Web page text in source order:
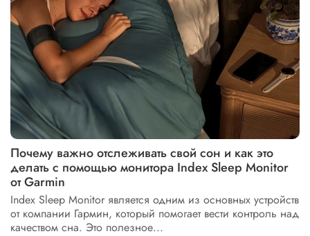
Почему важно отслеживать свой сон и как это
делать с помощью монитора Index Sleep Monitor
от Garmin
Index Sleep Monitor является одним из основных устройств
от компании Гармин, который помогает вести контроль над
качеством сна. Это полезное...